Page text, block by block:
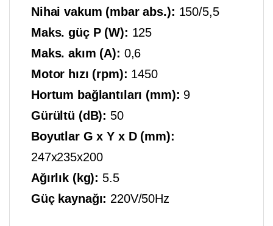
Nihai vakum (mbar abs.): 150/5,5
Maks. güç P (W): 125
Maks. akım (A): 0,6
Motor hızı (rpm): 1450
Hortum bağlantıları (mm): 9
Gürültü (dB): 50
Boyutlar G x Y x D (mm):
247x235x200
Ağırlık (kg): 5.5
Güç kaynağı: 220V/50Hz